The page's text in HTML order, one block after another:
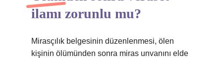
ilamı zorunlu mu?
Mirasçılık belgesinin düzenlenmesi, ölen
kişinin ölümünden sonra miras unvanını elde